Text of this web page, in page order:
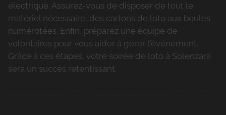
électrique. Assurez-vous de disposer de tout le
matériel nécessaire, des cartons de loto aux boules
numérotées. Enfin, préparez une équipe de
volontaires pour vous aider à gérer l'événement.
Grâce à ces étapes, votre soirée de loto à Solenzara
sera un succès retentissant.